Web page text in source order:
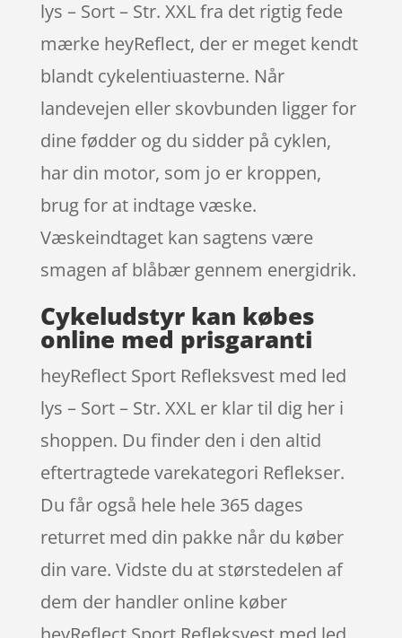
lys – Sort – Str. XXL fra det rigtig fede
mærke heyReflect, der er meget kendt
blandt cykelentiuasterne. Når
landevejen eller skovbunden ligger for
dine fødder og du sidder på cyklen,
har din motor, som jo er kroppen,
brug for at indtage væske.
Væskeindtaget kan sagtens være
smagen af blåbær gennem energidrik.
Cykeludstyr kan købes
online med prisgaranti
heyReflect Sport Refleksvest med led
lys – Sort – Str. XXL er klar til dig her i
shoppen. Du finder den i den altid
eftertragtede varekategori Reflekser.
Du får også hele hele 365 dages
returret med din pakke når du køber
din vare. Vidste du at størstedelen af
dem der handler online køber